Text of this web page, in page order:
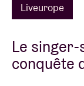
Liveurope
Le
conquête